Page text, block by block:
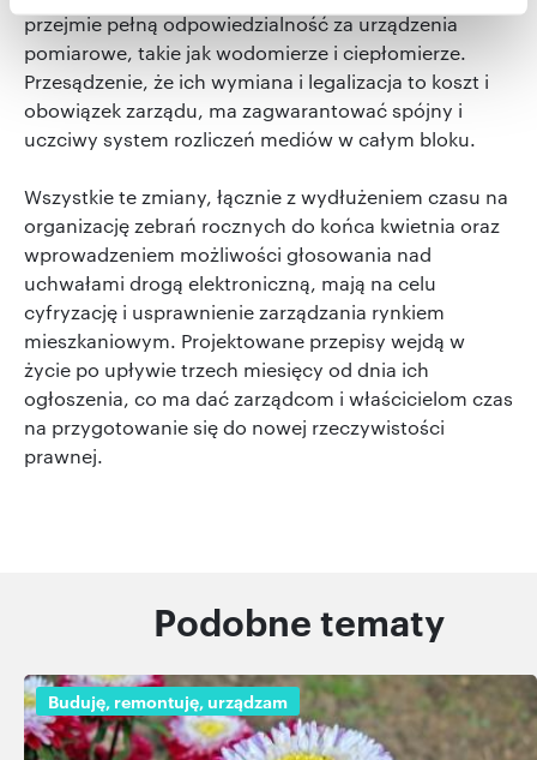
zmienić lub wycofać swoją zgodę w dowolnej chwili.
Wykorzystujemy pliki cookie do spersonalizowania treści
i reklam, aby oferować funkcje społecznościowe i
analizować ruch w naszej witrynie. Informacje o tym, jak
korzystasz z naszej witryny, udostępniamy partnerom
społecznościowym, reklamowym i analitycznym.
Partnerzy mogą połączyć te informacje z innymi danymi
otrzymanymi od Ciebie lub uzyskanymi podczas
korzystania z ich usług.
przejmie pełną odpowiedzialność za urządzenia
pomiarowe, takie jak wodomierze i ciepłomierze.
Przesądzenie, że ich wymiana i legalizacja to koszt i
obowiązek zarządu, ma zagwarantować spójny i
uczciwy system rozliczeń mediów w całym bloku.
Wszystkie te zmiany, łącznie z wydłużeniem czasu na
organizację zebrań rocznych do końca kwietnia oraz
wprowadzeniem możliwości głosowania nad
uchwałami drogą elektroniczną, mają na celu
cyfryzację i usprawnienie zarządzania rynkiem
mieszkaniowym. Projektowane przepisy wejdą w
życie po upływie trzech miesięcy od dnia ich
ogłoszenia, co ma dać zarządcom i właścicielom czas
na przygotowanie się do nowej rzeczywistości
prawnej.
Podobne tematy
Buduję, remontuję, urządzam